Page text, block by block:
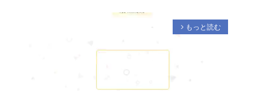
arrow_forward_ios もっと読む